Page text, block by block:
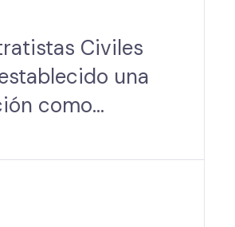
Civiles
una
como
gracias a una
robusta y